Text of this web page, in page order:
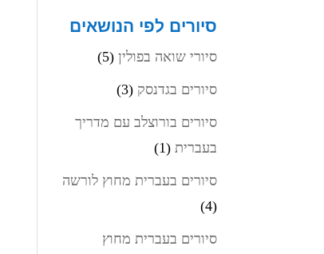
סיורים לפי הנושאים
סיורי שואה בפולין (5)
סיורים בגדנסק (3)
סיורים בורוצלב עם מדריך
בעברית (1)
סיורים בעברית מחוץ לורשה
(4)
סיורים בעברית מחוץ